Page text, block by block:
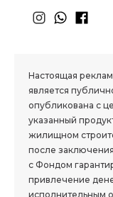
Настоящая
является
опубликована с
указанный
жилищном
после
с Фондом
привлечение
исполнительным